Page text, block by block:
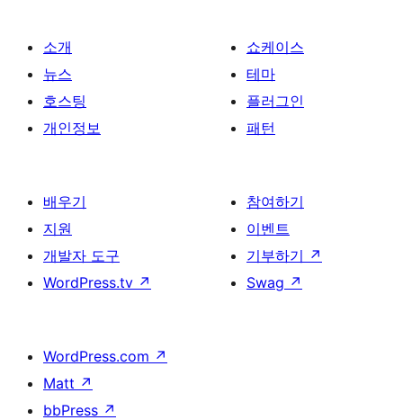
소개
뉴스
호스팅
개인정보
쇼케이스
테마
플러그인
패턴
배우기
지원
개발자 도구
WordPress.tv ↗
참여하기
이벤트
기부하기 ↗
Swag ↗
WordPress.com ↗
Matt ↗
bbPress ↗